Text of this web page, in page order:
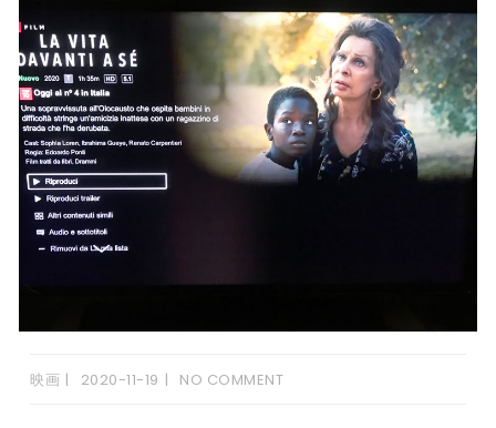
映画 2020-11-19 NO COMMENT